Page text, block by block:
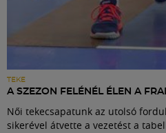
TEKE
A SZEZON FELÉNÉL ÉLEN A
Női tekecsapatunk az utolsó
sikerével átvette a vezetést a